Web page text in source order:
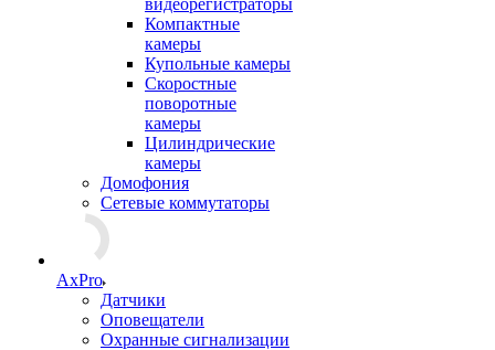
видеорегистраторы
Компактные
камеры
Купольные камеры
Скоростные
поворотные
камеры
Цилиндрические
камеры
Домофония
Сетевые коммутаторы
AxPro
Датчики
Оповещатели
Охранные сигнализации